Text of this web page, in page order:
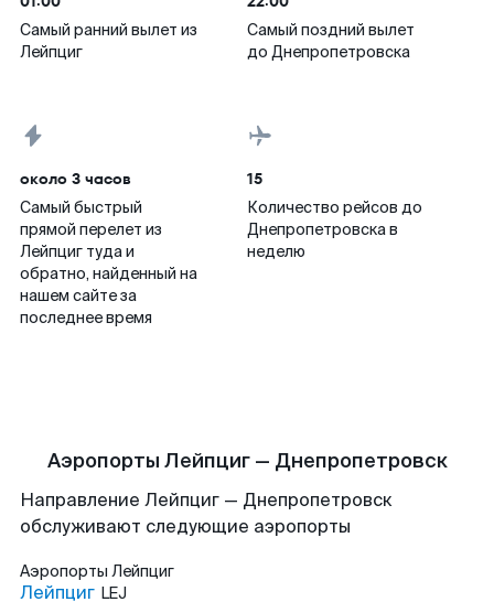
Самый ранний вылет из
Лейпциг
Самый поздний вылет
до Днепропетровска
около 3 часов
Самый быстрый
прямой перелет из
Лейпциг туда и
обратно, найденный на
нашем сайте за
последнее время
15
Количество рейсов до
Днепропетровска в
неделю
Аэропорты Лейпциг — Днепропетровск
Направление Лейпциг — Днепропетровск
обслуживают следующие аэропорты
Аэропорты Лейпциг
Лейпциг LEJ